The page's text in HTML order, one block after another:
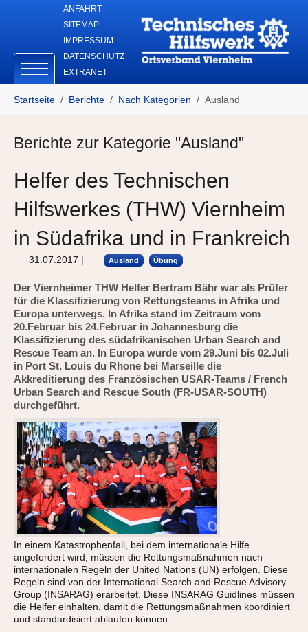
Skip to main navigation
Zum Hauptinhalt springen
Skip to page footerANFAHRT
SITEMAP
IMPRESSUM
DATENSCHUTZ
EXTRANET
Startseite
Berichte Nach Kategorien Ausland
Berichte zur Kategorie "Ausland"
Helfer des Technischen
Hilfswerkes (THW) Viernheim
in Südafrika und in Frankreich
31.07.2017 | Ausland Übung
Der Viernheimer THW Helfer Bertram Bähr war als Prüfer
für die Klassifizierung von Rettungsteams in Afrika und
Europa unterwegs. In Afrika stand im Zeitraum vom
20.Februar bis 24.Februar in Johannesburg die
Klassifizierung des südafrikanischen Urban Search and
Rescue Team an. In Europa wurde vom 29.Juni bis 02.Juli
in Port St. Louis du Rhone bei Marseille die
Akkreditierung des Französischen USAR-Teams / French
Urban Search and Rescue South (FR-USAR-SOUTH)
durchgeführt.
In einem Katastrophenfall, bei dem internationale Hilfe
angefordert wird, müssen die Rettungsmaßnahmen nach
internationalen Regeln der United Nations (UN) erfolgen. Diese
Regeln sind von der International Search and Rescue Advisory
Group (INSARAG) erarbeitet. Diese INSARAG Guidlines müssen
die Helfer einhalten, damit die Rettungsmaßnahmen koordiniert
und standardisiert ablaufen können.